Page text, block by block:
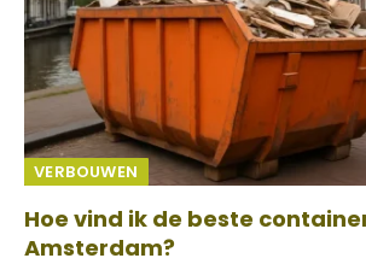
VERBOUWEN
Hoe vind ik de beste
Amsterdam?